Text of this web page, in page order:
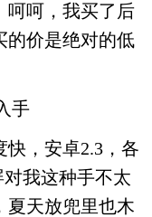
呵呵，我买了后
的价是绝对的低
手
，安卓2.3，各
我这种手不太
夏天放兜里也木